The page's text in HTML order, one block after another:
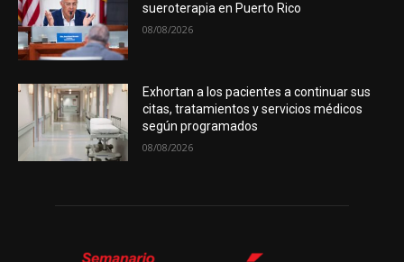
sueroterapia en Puerto Rico
08/08/2026
Exhortan a los pacientes a continuar sus
citas, tratamientos y servicios médicos
según programados
08/08/2026